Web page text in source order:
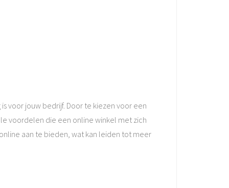
voor jouw bedrijf. Door te kiezen voor een
voordelen die een online winkel met zich
aan te bieden, wat kan leiden tot meer